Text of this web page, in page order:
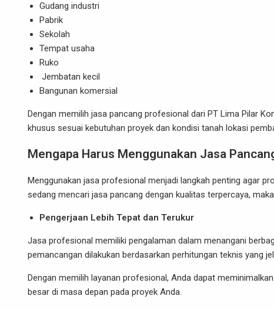
Gudang industri
Pabrik
Sekolah
Tempat usaha
Ruko
Jembatan kecil
Bangunan komersial
Dengan memilih jasa pancang profesional dari PT Lima Pilar
khusus sesuai kebutuhan proyek dan kondisi tanah lokasi
Mengapa Harus Menggunakan Jasa
Menggunakan jasa profesional menjadi langkah penting agar
sedang mencari jasa pancang dengan kualitas terpercaya,
Pengerjaan Lebih Tepat dan Terukur
Jasa profesional memiliki pengalaman dalam menangani
pemancangan dilakukan berdasarkan perhitungan teknis yang
Dengan memilih layanan profesional, Anda dapat
besar di masa depan pada proyek Anda.